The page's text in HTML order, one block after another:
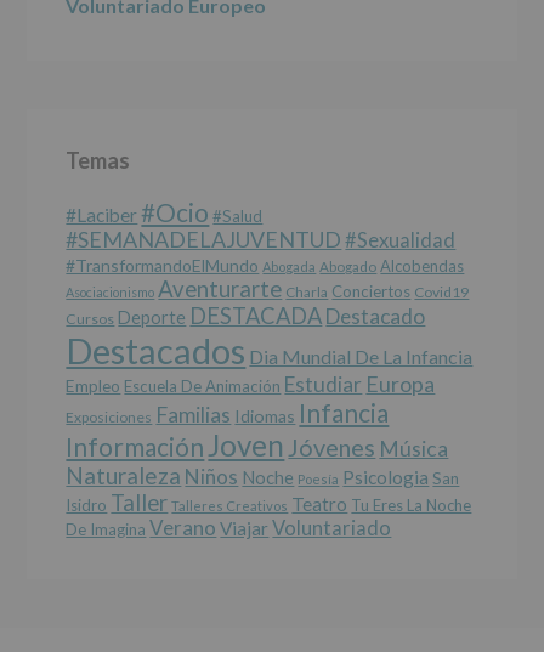
interesado
se
datos
a
terceros,
salvo
obligación
legal.
Derechos:
De
acceso,
rectificación,
supresión,
así
como
otros
derechos,
según
Voluntariado Europeo
Temas
#laciber#Ocio #salud
#SEMANADELAJUVENTUD #sexualidad
#TransformandoElMundo Abogada Abogado Alcobendas
Asociacionismo Aventurarte Charla Conciertos Covid19
Cursos Deporte DESTACADADestacado
Destacados Dia Mundial De La Infancia
Empleo Escuela De Animación Estudiar Europa
Exposiciones Familias Idiomas Infancia
Información Joven Jóvenes Música
Naturaleza Niños Noche Poesía Psicologia San
Isidro Taller Talleres Creativos Teatro Tu Eres La Noche
De Imagina Verano Viajar Voluntariado